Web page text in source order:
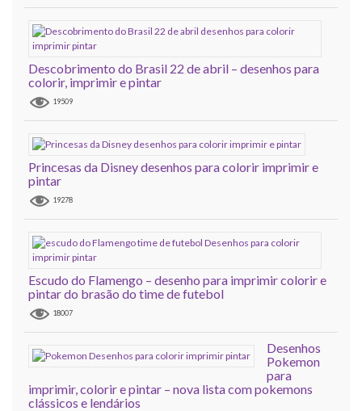
Descobrimento do Brasil 22 de abril – desenhos para
colorir, imprimir e pintar
19509
Princesas da Disney desenhos para colorir imprimir e
pintar
19278
Escudo do Flamengo – desenho para imprimir colorir e
pintar do brasão do time de futebol
18007
Desenhos
Pokemon
para
imprimir, colorir e pintar – nova lista com pokemons
clássicos e lendários